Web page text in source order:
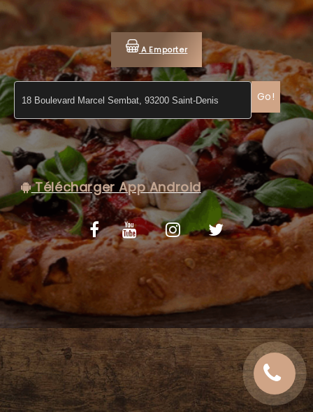
VOTRE COMPTE
NOTRE RESTAURANT
VOS AVIS
MENTIONS LÉGALES
C.G.V
A Emporter
Go!
Télécharger App Android